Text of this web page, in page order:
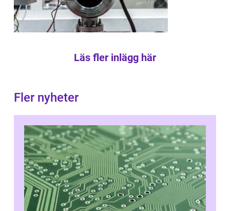
Läs fler inlägg här
Fler nyheter